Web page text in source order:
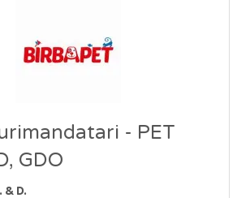
- PET
GDO
& D.